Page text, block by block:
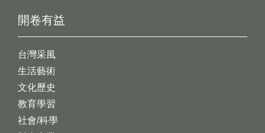
開卷有益
台灣采風
生活藝術
文化歷史
教育學習
社會/科學